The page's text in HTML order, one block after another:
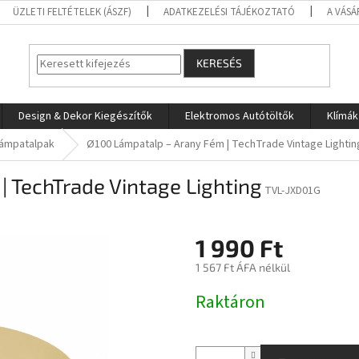
ÜZLETI FELTÉTELEK (ÁSZF) ADATKEZELÉSI TÁJÉKOZTATÓ A
KERESÉS
Design & Dekor Kiegészítők Elektromos Autótöltők
Ø100 Lámpatalp – Arany Fém | TechTrade Vintage
Vintage Lighting TVL-JXD01G
1 990 Ft
1 567 Ft ÁFA nélkül
Raktáron